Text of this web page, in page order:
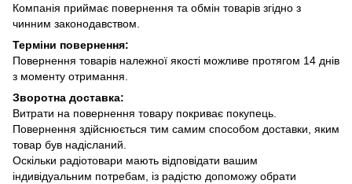
Компанія приймає повернення та обмін товарів згідно з
чинним законодавством.
Терміни повернення:
Повернення товарів належної якості можливе протягом 14 днів
з моменту отримання.
Зворотна доставка:
Витрати на повернення товару покриває покупець.
Повернення здійснюється тим самим способом доставки, яким
товар був надісланий.
Оскільки радіотовари мають відповідати вашим
індивідуальним потребам, із радістю допоможу обрати